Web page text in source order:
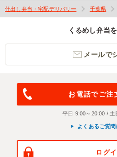
仕出し弁当・宅配デリバリー 千葉県
くるめし弁当
メールで
お電話でご注
平日 9:00～20:00 / 土
よくあるご質
ログ